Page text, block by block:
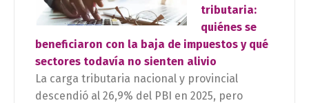
tributaria:
quiénes se
beneficiaron con la baja de impuestos y qué
sectores todavía no sienten alivio
La carga tributaria nacional y provincial
descendió al 26,9% del PBI en 2025, pero